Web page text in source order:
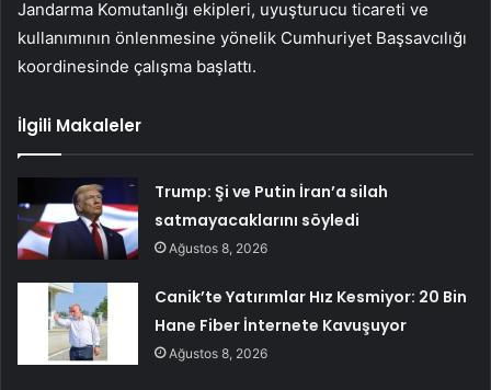
Jandarma Komutanlığı ekipleri, uyuşturucu ticareti ve
kullanımının önlenmesine yönelik Cumhuriyet Başsavcılığı
koordinesinde çalışma başlattı.
İlgili Makaleler
Trump: Şi ve Putin İran’a silah
satmayacaklarını söyledi
Ağustos 8, 2026
Canik’te Yatırımlar Hız Kesmiyor: 20 Bin
Hane Fiber İnternete Kavuşuyor
Ağustos 8, 2026